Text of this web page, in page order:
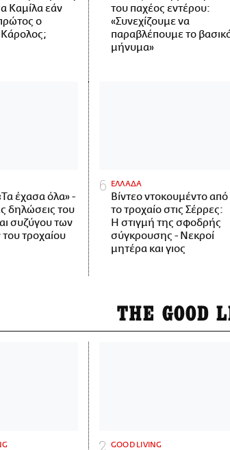
Καμίλα εάν
ο
Κάρολος;
του παχέος εντέρου:
«Συνεχίζουμε να
παραβλέπουμε το
μήνυμα»
έχασα όλα» -
δηλώσεις του
συζύγου των
τροχαίου
ΕΛΛΑΔΑ
Βίντεο ντοκουμέντο από
το τροχαίο στις Σέρρες:
Η στιγμή της σφοδρής
σύγκρουσης - Νεκροί
μητέρα και γιος
THE GOOD
GOOD LIVING